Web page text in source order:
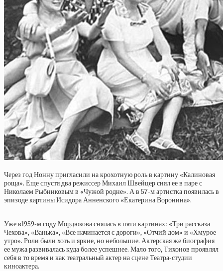
Через год Нонну пригласили на крохотную роль в картину «Калиновая
роща». Еще спустя два режиссер Михаил Швейцер снял ее в паре с
Николаем Рыбниковым в «Чужой родне». А в 57-м артистка появилась в
эпизоде картины Исидора Анненского «Екатерина Воронина».
Уже в1959-м году Мордюкова снялась в пяти картинах: «Три рассказа
Чехова», «Ванька», «Все начинается с дороги», «Отчий дом» и «Хмурое
утро». Роли были хоть и яркие, но небольшие. Актерская же биография
ее мужа развивалась куда более успешнее. Мало того, Тихонов проявлял
себя в то время и как театральный актер на сцене Театра-студии
киноактера.